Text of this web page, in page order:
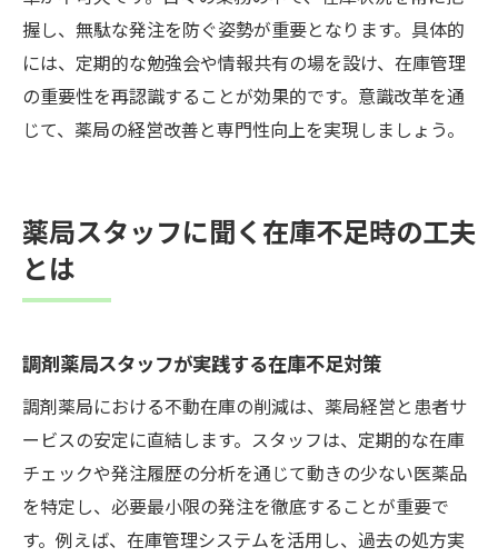
握し、無駄な発注を防ぐ姿勢が重要となります。具体的
には、定期的な勉強会や情報共有の場を設け、在庫管理
の重要性を再認識することが効果的です。意識改革を通
じて、薬局の経営改善と専門性向上を実現しましょう。
薬局スタッフに聞く在庫不足時の工夫
とは
調剤薬局スタッフが実践する在庫不足対策
調剤薬局における不動在庫の削減は、薬局経営と患者サ
ービスの安定に直結します。スタッフは、定期的な在庫
チェックや発注履歴の分析を通じて動きの少ない医薬品
を特定し、必要最小限の発注を徹底することが重要で
す。例えば、在庫管理システムを活用し、過去の処方実